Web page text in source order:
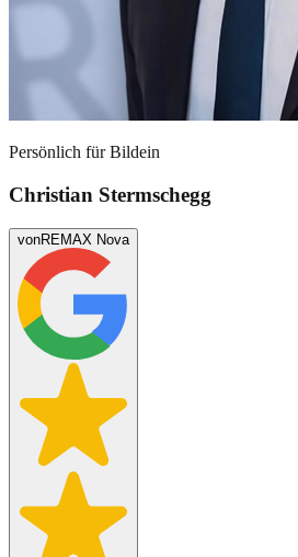
Persönlich fürBildein
Christian Stermschegg
vonREMAX Nova